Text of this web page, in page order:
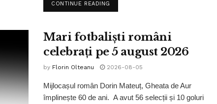
CONTINUE READING
Mari fotbaliști români
celebrați pe 5 august 2026
by Florin Olteanu 2026-08-05
Mijlocașul român Dorin Mateuț, Gheata de Aur
împlinește 60 de ani. A avut 56 selecții și 10 goluri